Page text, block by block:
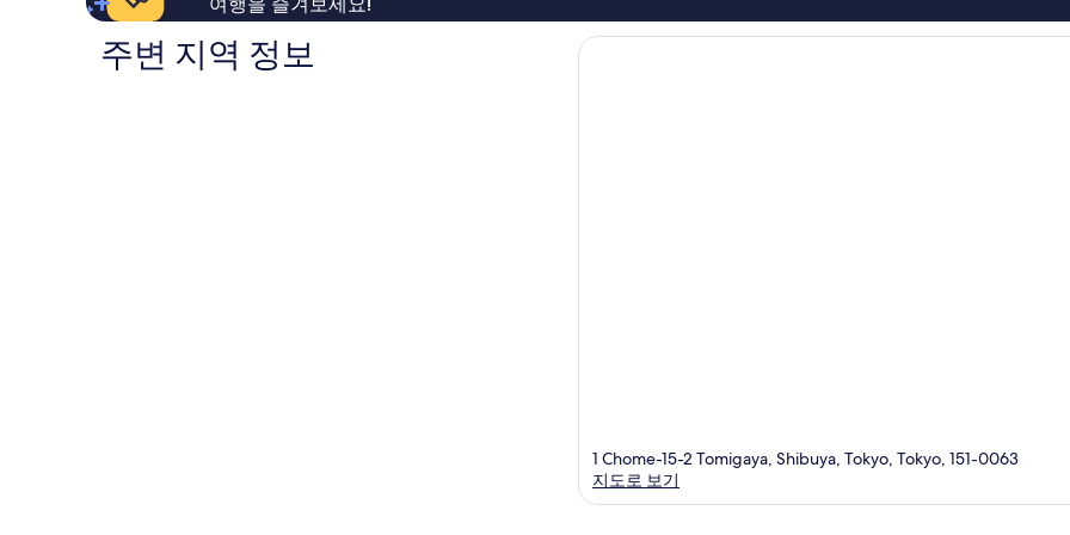
용
기
1,388
후
주변 지역 정보
1 Chome-15-2 Tomigaya, Shibuya, Tokyo, Tokyo, 151-0063
지도로 보기